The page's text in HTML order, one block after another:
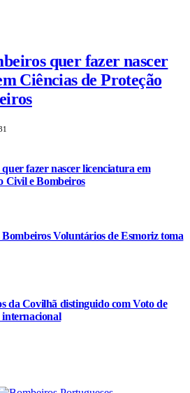
quer fazer nascer
Ciências de Proteção
fazer nascer licenciatura em
Civil e Bombeiros
Voluntários de Esmoriz toma
da Covilhã distinguido com Voto de
internacional